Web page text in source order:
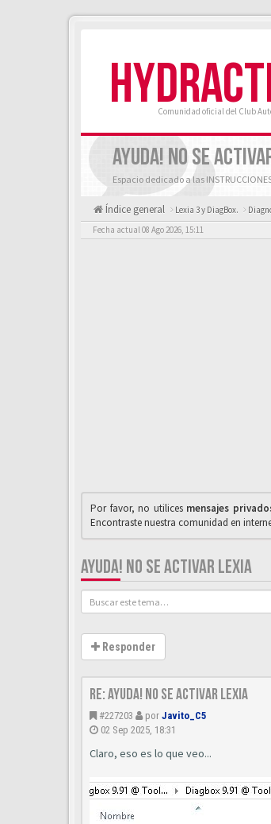
Comunidad oficial del Club
AYUDA! NO SE
Espacio dedicado a las
Índice general Lexia 3 y DiagBox.
Fecha actual 08 Ago 2026, 15:11
Por favor, no utilices mensajes
Encontraste nuestra comunidad en
AYUDA! NO SE ACTIVAR LEXIA
Responder
Re: AYUDA! No se activar Lexia
#227203 por Javito_C5
02 Sep 2025, 18:31
Claro, eso es lo que veo...